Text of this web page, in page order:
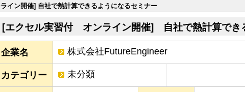
イン開催] 自社で熱計算できるようになるセミナー
[エクセル実習付 オンライン開催] 自社で熱計算でき
企業名 株式会社FutureEngineer
カテゴリー 未分類